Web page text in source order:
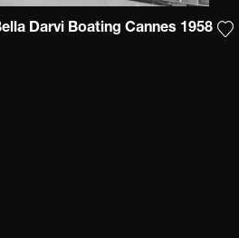
Darvi Boating Cannes 1958